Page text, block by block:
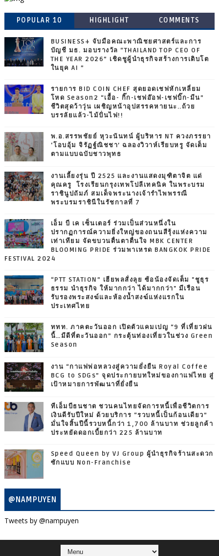
POPULAR 10 HIGHLIGHT COMMENTS
BUSINESS+ จับมือคณะพาณิชยศาสตร์และการ
บัญชี มธ. มอบรางวัล “THAILAND TOP CEO OF
THE YEAR 2026” เชิดชูผู้นำธุรกิจสร้างการเติบโต
ในยุค AI ”
รายการ BID COIN CHEF สุดยอดเชฟหักเหลี่ยม
โหด Season2 “เอื้อ- กิ๊ก-เชฟอ๊อฟ-เชฟบิ๊ก-มีน”
ชีวิตสุดว้าวุ่น เผชิญหน้าอุปสรรคหายนะ..ถ้วย
บรรลัยแล้ว-ไม้ปั่นไฟ!!
พ.อ.สรรพชัยย์ หุวะนันทน์ ผู้บริหาร NT ควงภรรยา
‘โอบอุ้ม จิรัฏฐ์ณิชชา’ ฉลองวิวาห์เรียบหรู จัดเต็ม
ตามแบบฉบับชาวพุทธ
งานเลี้ยงรุ่น ปี 2525 และงานแสดงมุฑิตาจิต แด่
คุณครู โรงเรียนกรุงเทพโปลีเทคนิค ในพระบรม
ราชินูปถัมภ์ สมเด็จพระนางเจ้ารำไพพรรณี
พระบรมราชินีในรัชกาลที่ 7
เอ็ม บี เค เซ็นเตอร์ ร่วมเป็นส่วนหนึ่งใน
ปรากฏการณ์ความยิ่งใหญ่ของถนนสีรุ้งแห่งความ
เท่าเทียม จัดขบวนตื่นตาตื่นใจ MBK CENTER
BLOOMING PRIDE ร่วมพาเหรด BANGKOK PRIDE
FESTIVAL 2024
“PTT STATION” เฮียพลสั่งลุย ซ้อน้องจัดเต็ม "ชูธุร
ธรรม นำธุรกิจ ให้มากกว่า ได้มากกว่า" มีเรือน
รับรองพระสงฆ์และห้องน้ำสงฆ์แห่งแรกใน
ประเทศไทย
ททท. ภาคตะวันออก เปิดตัวแคมเปญ “9 ที่เที่ยวฝน
นี้…มีดีที่ตะวันออก” กระตุ้นท่องเที่ยวในช่วง Green
Season
งาน “กาแฟพ่อหลวงสู่ความยั่งยืน Royal Coffee
BCG to SDGs” จุดประกายบทใหม่ของกาแฟไทย สู่
เป้าหมายการพัฒนาที่ยั่งยืน
ทีเอ็มบีธนชาต ชวนคนไทยจัดการหนี้เพื่อชีวิตการ
เงินดีรับปีใหม่ ด้วยบริการ “รวบหนี้เป็นก้อนเดียว”
มั่นใจสิ้นปีนี้รวบหนี้กว่า 1,700 ล้านบาท ช่วยลูกค้า
ประหยัดดอกเบี้ยกว่า 225 ล้านบาท
Speed Queen by VJ Group ผู้นำธุรกิจร้านสะดวก
ซักแบบ Non-Franchise
@NAMPUYEN
Tweets by @nampuyen